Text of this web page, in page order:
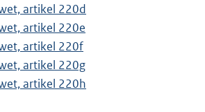
artikel 220d
artikel 220e
artikel 220f
artikel 220g
artikel 220h